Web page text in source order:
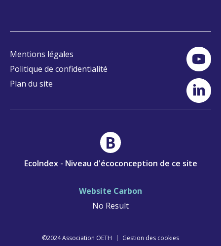
Mentions légales
Politique de confidentialité
Plan du site
EcoIndex - Niveau d'écoconception de ce site
B
Website Carbon
No Result
©2024 Association OETH Gestion des cookies